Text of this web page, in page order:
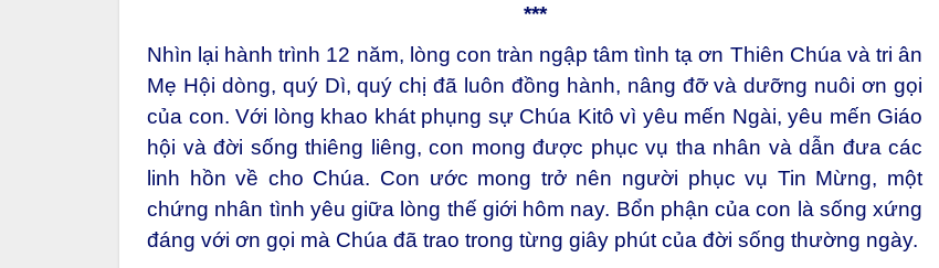
***
Nhìn lại hành trình 12 năm, lòng con tràn ngập tâm tình tạ ơn Thiên Chúa và tri ân
Mẹ Hội dòng, quý Dì, quý chị đã luôn đồng hành, nâng đỡ và dưỡng nuôi ơn gọi
của con. Với lòng khao khát phụng sự Chúa Kitô vì yêu mến Ngài, yêu mến Giáo
hội và đời sống thiêng liêng, con mong được phục vụ tha nhân và dẫn đưa các
linh hồn về cho Chúa. Con ước mong trở nên người phục vụ Tin Mừng, một
chứng nhân tình yêu giữa lòng thế giới hôm nay. Bổn phận của con là sống xứng
đáng với ơn gọi mà Chúa đã trao trong từng giây phút của đời sống thường ngày.